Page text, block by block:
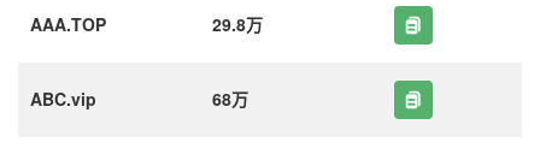
AAA.TOP 29.8万
ABC.vip 68万